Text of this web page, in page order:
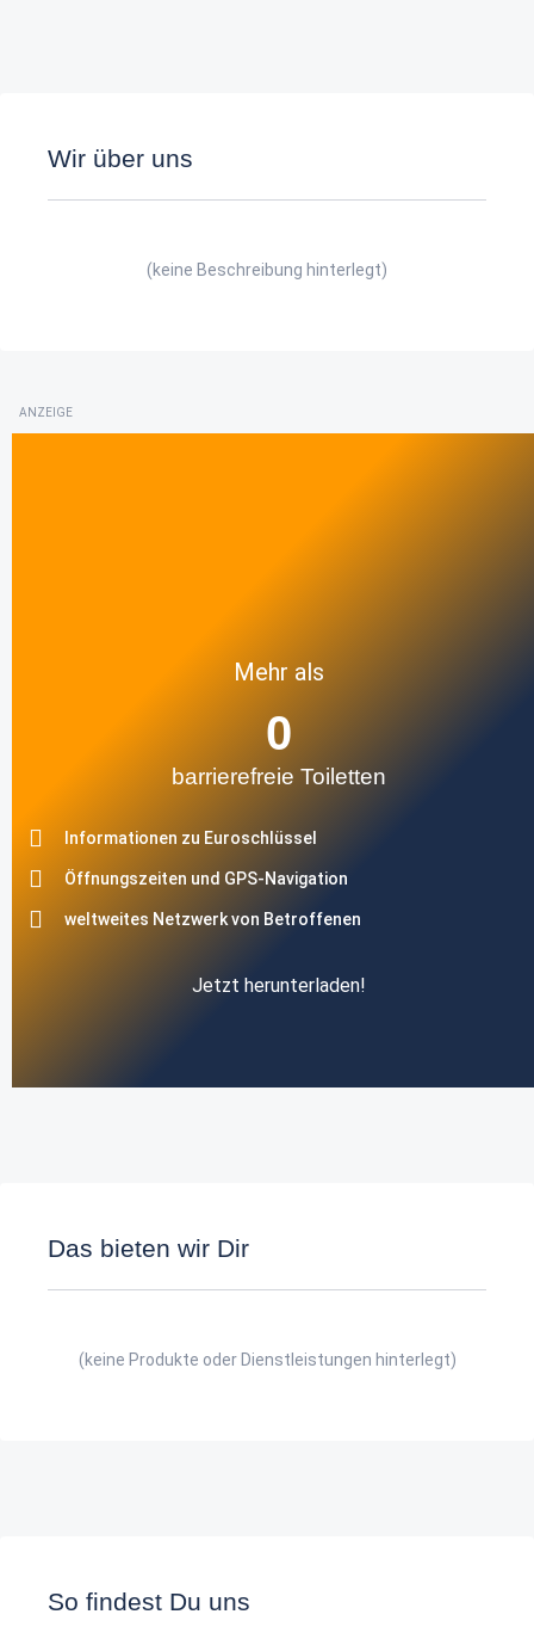
Wir über uns
(keine Beschreibung hinterlegt)
ANZEIGE
Mehr als
barrierefreie Toiletten
0
Informationen zu Euroschlüssel
Öffnungszeiten und GPS-Navigation
weltweites Netzwerk von Betroffenen
Jetzt herunterladen!
Das bieten wir Dir
(keine Produkte oder Dienstleistungen hinterlegt)
So findest Du uns